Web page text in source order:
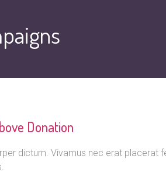
Donation
dictum. Vivamus nec erat placerat